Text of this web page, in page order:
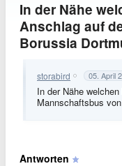
In der Nähe
Anschlag auf
Borussia
storabird 05. April
In der Nähe
Mannschaftsbus
Antworten